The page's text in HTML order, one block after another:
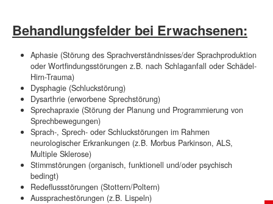
Behandlungsfelder bei Erwachsenen:
Aphasie (Störung des Sprachverständnisses/der Sprachproduktion
oder Wortfindungsstörungen z.B. nach Schlaganfall oder Schädel-
Hirn-Trauma)
Dysphagie (Schluckstörung)
Dysarthrie (erworbene Sprechstörung)
Sprechapraxie (Störung der Planung und Programmierung von
Sprechbewegungen)
Sprach-, Sprech- oder Schluckstörungen im Rahmen
neurologischer Erkrankungen (z.B. Morbus Parkinson, ALS,
Multiple Sklerose)
Stimmstörungen (organisch, funktionell und/oder psychisch
bedingt)
Redeflussstörungen (Stottern/Poltern)
Aussprachestörungen (z.B. Lispeln)